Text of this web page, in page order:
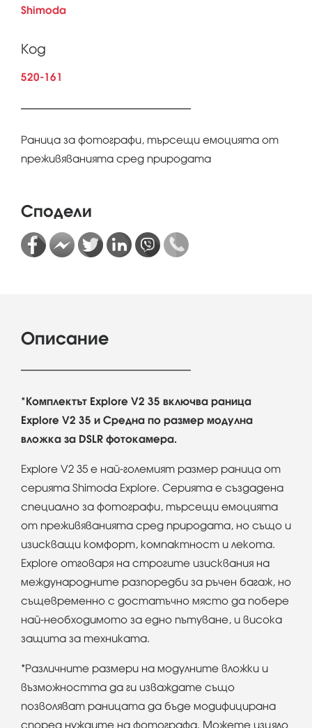
Shimoda
Код
520-161
Раница за фотографи, търсещи емоцията от
преживяванията сред природата
Сподели
Описание
*Комплектът Explore V2 35 включва раница
Explore V2 35 и Средна по размер модулна
вложка за DSLR фотокамера.
Explore V2 35 е най-големият размер раница от
серията Shimoda Explore. Серията е създадена
специално за фотографи, търсещи емоцията
от преживяванията сред природата, но също и
изискващи комфорт, компактност и лекота.
Explore отговаря на строгите изисквания на
международните разпоредби за ръчен багаж, но
същевременно с достатъчно място да побере
най-необходимото за едно пътуване, и висока
защита за техниката.
*Различните размери на модулните вложки и
възможността да ги изваждате също
позволяват раницата да бъде модифицирана
според нуждите на фотографа. Можете изцяло